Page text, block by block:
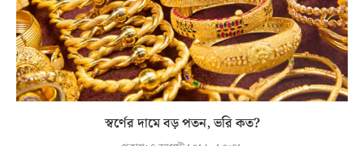
স্বর্ণের দামে বড় পতন, ভরি কত?